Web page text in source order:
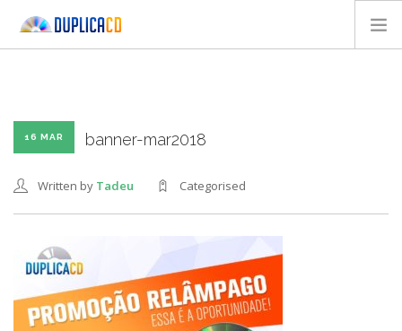
DESIGN
CONTATOS
16 MAR banner-mar2018
Written by Tadeu Categorised